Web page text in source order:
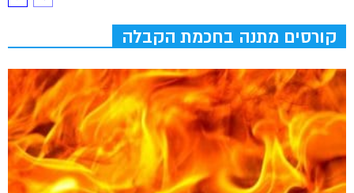
קורסים מתנה בחכמת הקבלה